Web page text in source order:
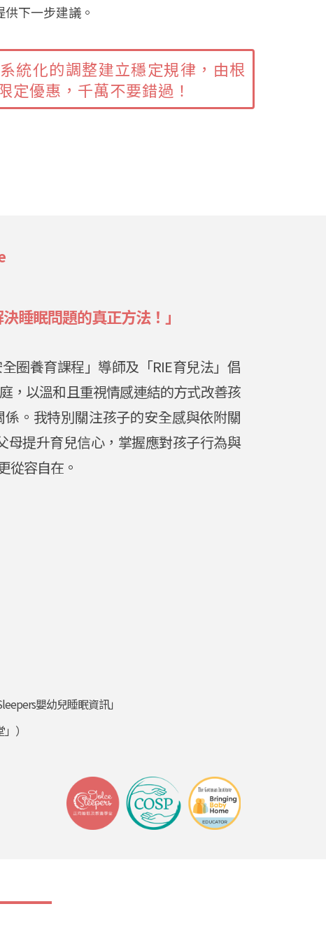
下一步建議。
統化的調整建立穩定規律，由根
定優惠，千萬不要錯過！
睡眠問題的真正方法！」
圈養育課程」導師及「RIE育兒法」倡
，以溫和且重視情感連結的方式改善孩
。我特別關注孩子的安全感與依附關
母提升育兒信心，掌握應對孩子行為與
從容自在。
嬰幼兒睡眠資訊」
）